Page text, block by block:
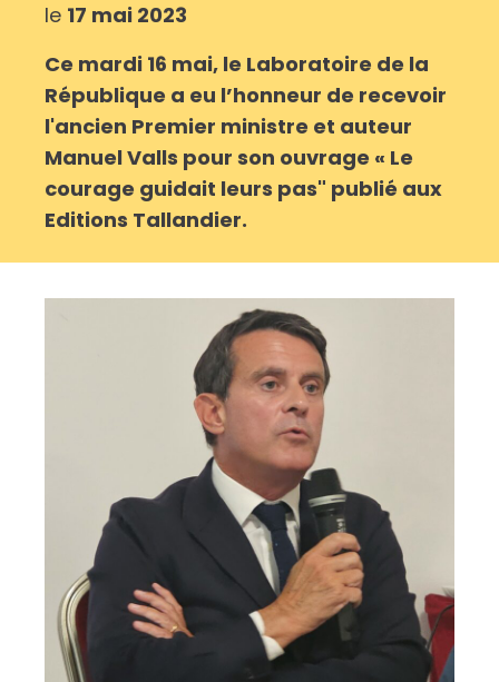
le 17 mai 2023
Ce mardi 16 mai, le Laboratoire de la
République a eu l’honneur de recevoir
l'ancien Premier ministre et auteur
Manuel Valls pour son ouvrage « Le
courage guidait leurs pas" publié aux
Editions Tallandier.